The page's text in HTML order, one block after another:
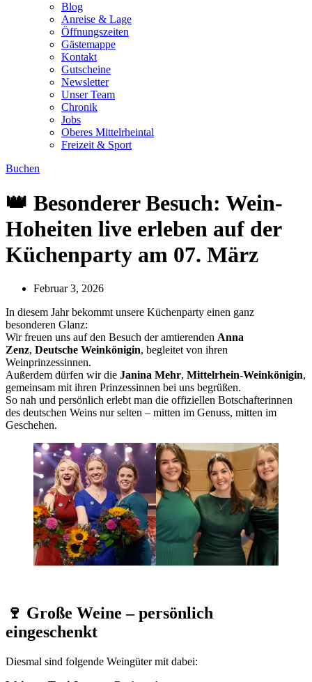
Blog
Anreise & Lage
Öffnungszeiten
Gästemappe
Kontakt
Gutscheine
Newsletter
Unser Team
Chronik
Jobs
Oberes Mittelrheintal
Freizeit & Sport
Buchen
👑 Besonderer Besuch: Wein-
Hoheiten live erleben auf der
Küchenparty am 07. März
Februar 3, 2026
In diesem Jahr bekommt unsere Küchenparty einen ganz
besonderen Glanz:
Wir freuen uns auf den Besuch der amtierenden Anna
Zenz, Deutsche Weinkönigin, begleitet von ihren
Weinprinzessinnen.
Außerdem dürfen wir die Janina Mehr, Mittelrhein-Weinkönigin,
gemeinsam mit ihren Prinzessinnen bei uns begrüßen.
So nah und persönlich erlebt man die offiziellen Botschafterinnen
des deutschen Weins nur selten – mitten im Genuss, mitten im
Geschehen.
🍷 Große Weine – persönlich
eingeschenkt
Diesmal sind folgende Weingüter mit dabei: